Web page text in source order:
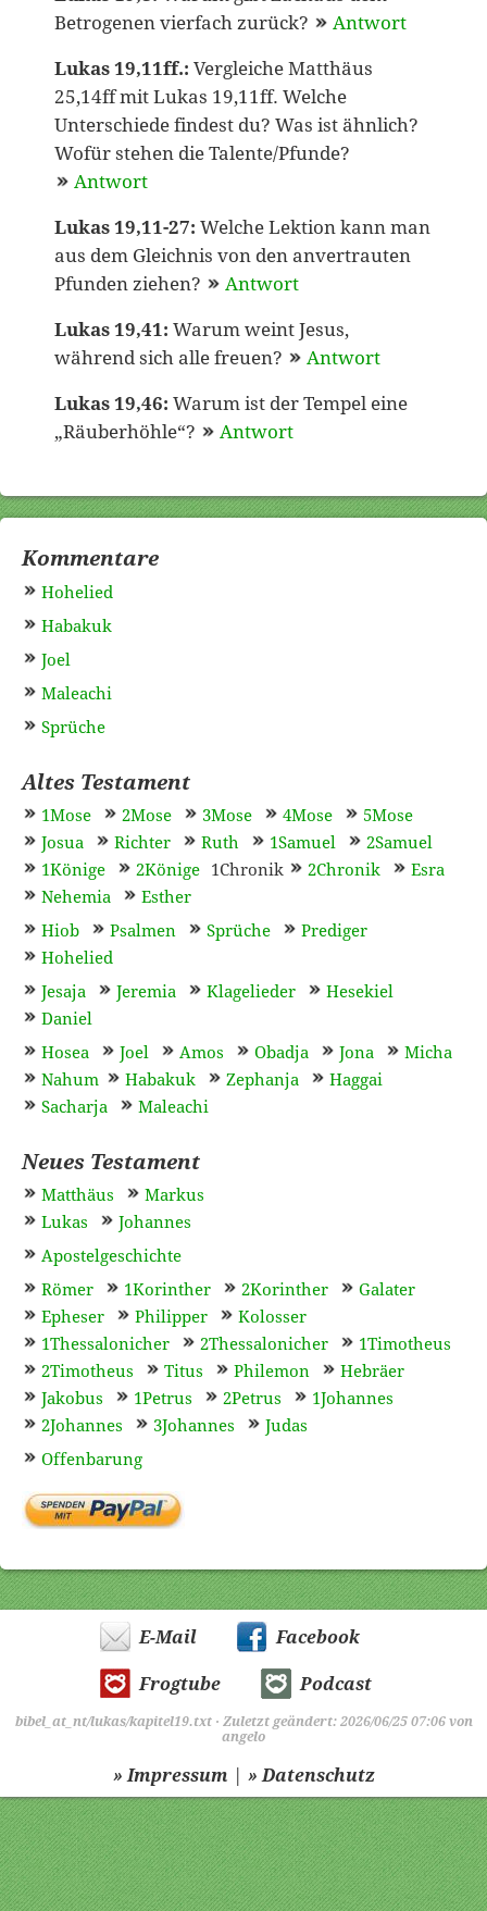
Betrogenen vierfach zurück?
Antwort
Lukas 19,11ff.: Vergleiche Matthäus
25,14ff mit Lukas 19,11ff. Welche
Unterschiede findest du? Was ist ähnlich?
Wofür stehen die Talente/Pfunde?
Antwort
Lukas 19,11-27: Welche Lektion kann man
aus dem Gleichnis von den anvertrauten
Pfunden ziehen?
Antwort
Lukas 19,41: Warum weint Jesus,
während sich alle freuen?
Antwort
Lukas 19,46: Warum ist der Tempel eine
„Räuberhöhle“?
Antwort
Kommentare
Hohelied
Habakuk
Joel
Maleachi
Sprüche
Altes Testament
1Mose 2Mose 3Mose 4Mose
5Mose
Josua
Richter Ruth 1Samuel
2Samuel
1Könige
2Könige 1Chronik 2Chronik
Esra
Nehemia
Esther
Hiob
Psalmen Sprüche
Prediger
Hohelied
Jesaja
Jeremia Klagelieder
Hesekiel
Daniel
Hosea
Joel Amos Obadja Jona
Micha
Nahum
Habakuk Zephanja
Haggai
Sacharja
Maleachi
Neues Testament
Matthäus
Markus
Lukas
Johannes
Apostelgeschichte
Römer
1Korinther 2Korinther
Galater
Epheser
Philipper
Kolosser
1Thessalonicher
2Thessalonicher
1Timotheus
2Timotheus
Titus Philemon
Hebräer
Jakobus
1Petrus 2Petrus
1Johannes
2Johannes
3Johannes
Judas
Offenbarung
E-Mail Facebook
Frogtube Podcast
bibel_at_nt/lukas/kapitel19.txt· Zuletzt geändert: 2026/06/25 07:06 von
angelo
» Impressum | » Datenschutz